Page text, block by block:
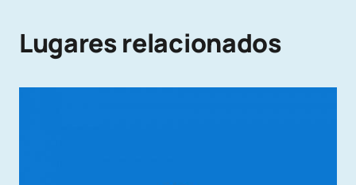
Lugares relacionados